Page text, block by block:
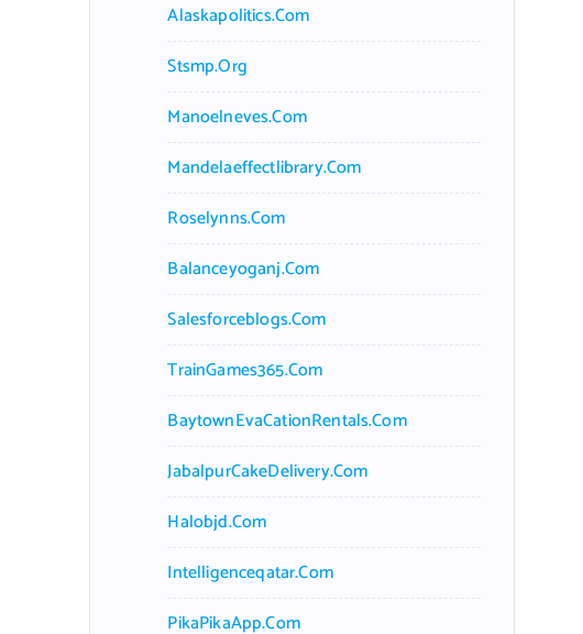
Alaskapolitics.com
Stsmp.org
Manoelneves.com
Mandelaeffectlibrary.com
Roselynns.com
Balanceyoganj.com
Salesforceblogs.com
TrainGames365.com
BaytownEvaCationRentals.com
JabalpurCakeDelivery.com
Halobjd.com
Intelligenceqatar.com
PikaPikaApp.com